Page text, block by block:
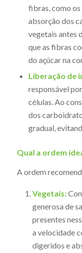
fibras, como os
absorção dos
vegetais antes
que as fibras
do açúcar na
Liberação de
responsável
células. Ao
dos
gradual,
Qual a ordem
A ordem
Vegetais:
generosa de
presentes
a velocidade
digeridos e